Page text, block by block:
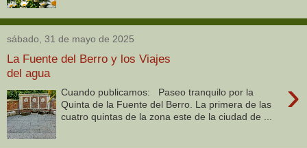
sábado, 31 de mayo de 2025
La Fuente del Berro y los Viajes
del agua
›
Cuando publicamos: Paseo tranquilo por la
Quinta de la Fuente del Berro. La primera de las
cuatro quintas de la zona este de la ciudad de ...